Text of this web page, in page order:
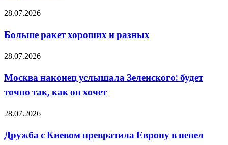
на
сказали,
что
выиграли
Больше
хороших
и
28.07.2026
Больше ракет хороших и разных
Москва
услышала
Зеленского:
будет
так,
хочет
28.07.2026
Москва наконец услышала Зеленского: будет
точно так, как он хочет
Дружба
Киевом
превратила
28.07.2026
Дружба с Киевом превратила Европу в пепел